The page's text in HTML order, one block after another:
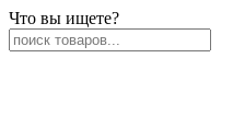
Что вы ищете?